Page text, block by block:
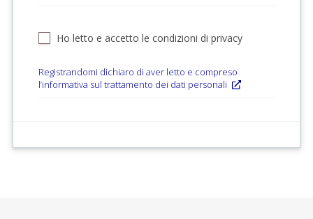
Ho letto e accetto le condizioni di privacy
Registrandomi dichiaro di aver letto e compreso
l’informativa sul trattamento dei dati personali